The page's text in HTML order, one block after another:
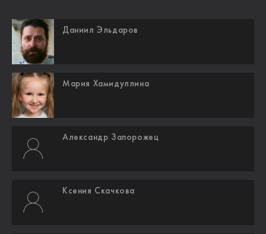
Даниил Эльдаров
Мария Хамидуллина
Александр Запорожец
Ксения Скачкова